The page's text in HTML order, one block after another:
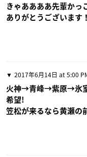
きゃああああ先輩かっ
ありがとうございます
2017年6月14日 at 5:00
火神→青峰→紫原→氷
希望!
笠松が来るなら黄瀬の